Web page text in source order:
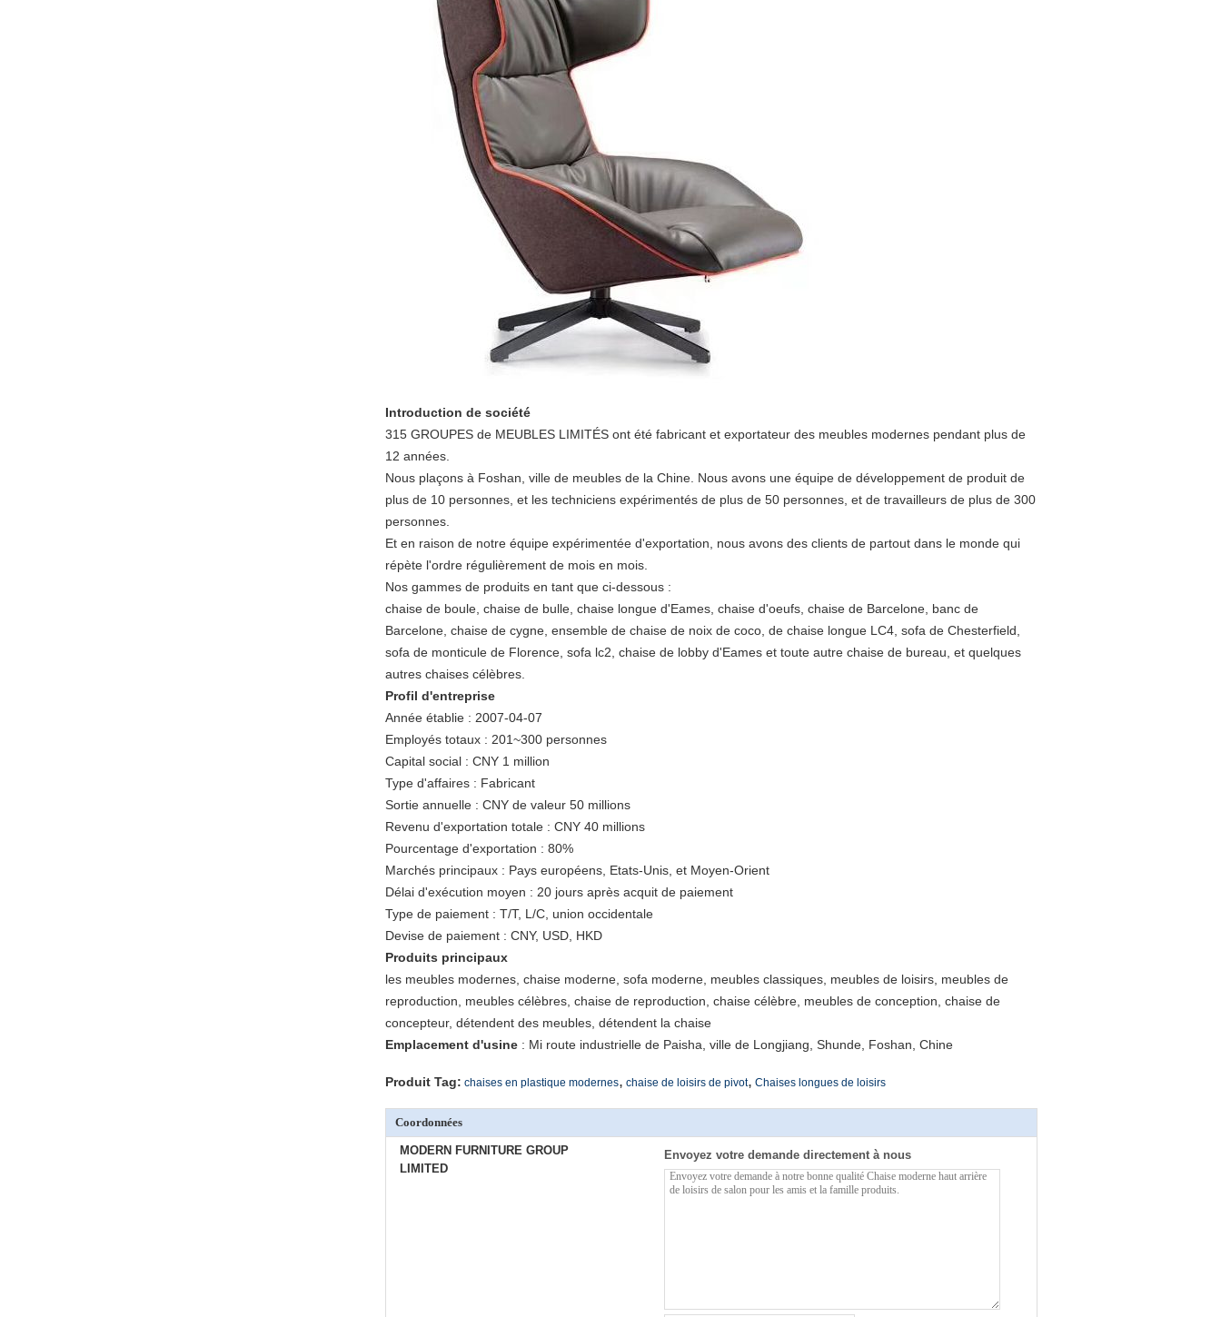
Introduction de société
315 GROUPES de MEUBLES LIMITÉS ont été fabricant et exportateur des meubles modernes pendant plus de
12 années.
Nous plaçons à Foshan, ville de meubles de la Chine. Nous avons une équipe de développement de produit de
plus de 10 personnes, et les techniciens expérimentés de plus de 50 personnes, et de travailleurs de plus de 300
personnes.
Et en raison de notre équipe expérimentée d'exportation, nous avons des clients de partout dans le monde qui
répète l'ordre régulièrement de mois en mois.
Nos gammes de produits en tant que ci-dessous :
chaise de boule, chaise de bulle, chaise longue d'Eames, chaise d'oeufs, chaise de Barcelone, banc de
Barcelone, chaise de cygne, ensemble de chaise de noix de coco, de chaise longue LC4, sofa de Chesterfield,
sofa de monticule de Florence, sofa lc2, chaise de lobby d'Eames et toute autre chaise de bureau, et quelques
autres chaises célèbres.
Profil d'entreprise
Année établie : 2007-04-07
Employés totaux : 201~300 personnes
Capital social : CNY 1 million
Type d'affaires : Fabricant
Sortie annuelle : CNY de valeur 50 millions
Revenu d'exportation totale : CNY 40 millions
Pourcentage d'exportation : 80%
Marchés principaux : Pays européens, Etats-Unis, et Moyen-Orient
Délai d'exécution moyen : 20 jours après acquit de paiement
Type de paiement : T/T, L/C, union occidentale
Devise de paiement : CNY, USD, HKD
Produits principaux
les meubles modernes, chaise moderne, sofa moderne, meubles classiques, meubles de loisirs, meubles de
reproduction, meubles célèbres, chaise de reproduction, chaise célèbre, meubles de conception, chaise de
concepteur, détendent des meubles, détendent la chaise
Emplacement d'usine : Mi route industrielle de Paisha, ville de Longjiang, Shunde, Foshan, Chine
Produit Tag: chaises en plastique modernes, chaise de loisirs de pivot, Chaises longues de loisirs
Coordonnées
MODERN FURNITURE GROUP
LIMITED
Envoyez votre demande directement à nous